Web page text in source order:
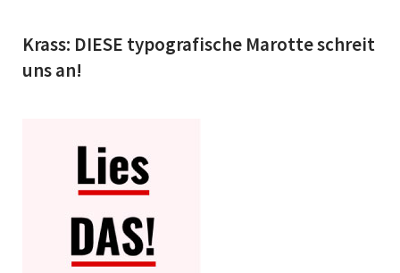
Krass: DIESE typografische Marotte schreit
uns an!